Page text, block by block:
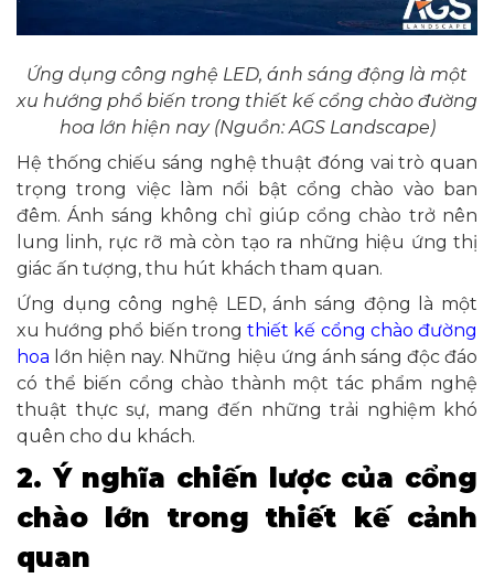
Ứng dụng công nghệ LED, ánh sáng động là một
xu hướng phổ biến trong thiết kế cổng chào đường
hoa lớn hiện nay (Nguồn: AGS Landscape)
Hệ thống chiếu sáng nghệ thuật đóng vai trò quan
trọng trong việc làm nổi bật cổng chào vào ban
đêm. Ánh sáng không chỉ giúp cổng chào trở nên
lung linh, rực rỡ mà còn tạo ra những hiệu ứng thị
giác ấn tượng, thu hút khách tham quan.
Ứng dụng công nghệ LED, ánh sáng động là một
xu hướng phổ biến trongthiết kế cổng chào đường
hoa lớn hiện nay. Những hiệu ứng ánh sáng độc đáo
có thể biến cổng chào thành một tác phẩm nghệ
thuật thực sự, mang đến những trải nghiệm khó
quên cho du khách.
2. Ý nghĩa chiến lược của cổng
chào lớn trong thiết kế cảnh
quan